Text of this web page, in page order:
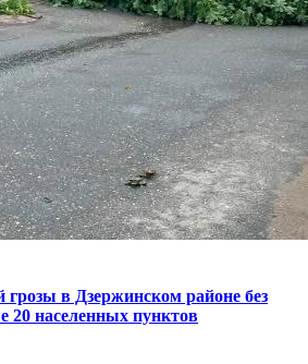
в Дзержинском районе без
20 населенных пунктов